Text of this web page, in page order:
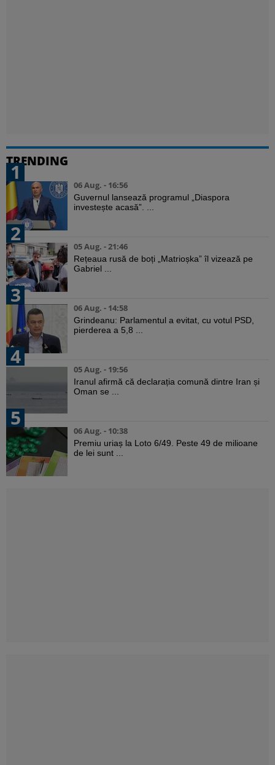
TRENDING
1
06 Aug. - 16:56
Guvernul lansează programul „Diaspora
investește acasă”. ...
2
05 Aug. - 21:46
Rețeaua rusă de boți „Matrioșka” îl vizează pe
Gabriel ...
3
06 Aug. - 14:58
Grindeanu: Parlamentul a evitat, cu votul PSD,
pierderea a 5,8 ...
4
05 Aug. - 19:56
Iranul afirmă că declarația comună dintre Iran și
Oman se ...
5
06 Aug. - 10:38
Premiu uriaș la Loto 6/49. Peste 49 de milioane
de lei sunt ...